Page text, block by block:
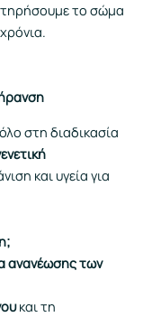
το σώμα
στη διαδικασία
και υγεία για
ανανέωσης των
και τη